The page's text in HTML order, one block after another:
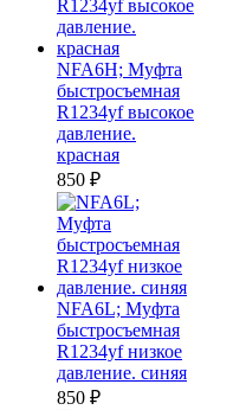
NFA6H; Муфта
быстросъемная
R1234yf высокое
давление.
красная
850 ₽
NFA6L; Муфта
быстросъемная
R1234yf низкое
давление. синяя
850 ₽